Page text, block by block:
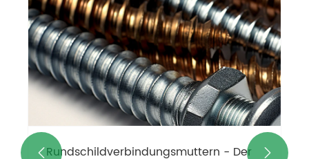
Schraubenhersteller – Vorteile von
Verbindungslieferanten in der
Militärindustrie
Mehr sehen >>
 